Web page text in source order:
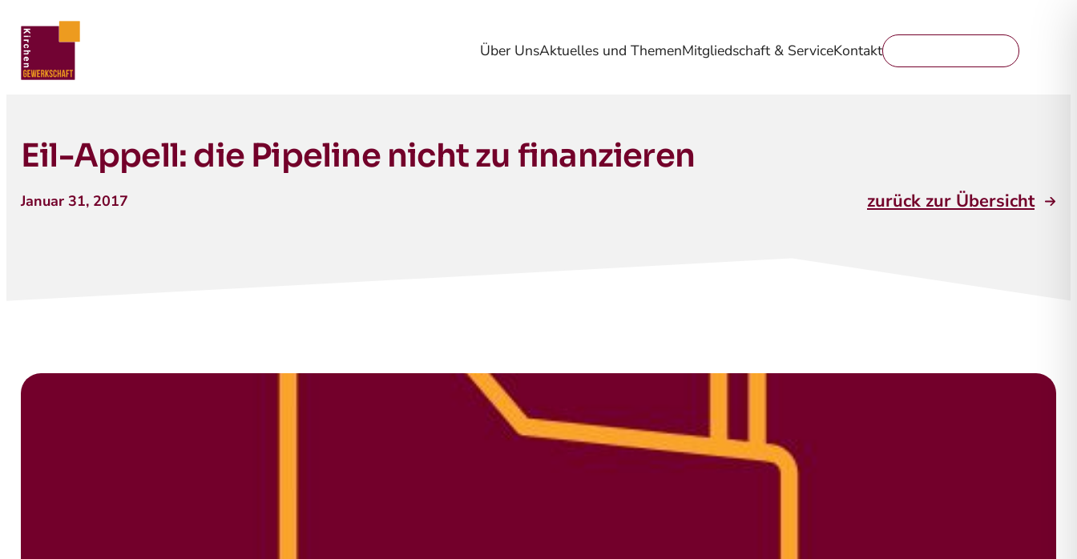
Über UnsAktuelles und ThemenMitgliedschaft & ServiceKontakt
Eil-Appell: die Pipeline nicht zu finanzieren
Januar 31, 2017 zurück zur Übersicht